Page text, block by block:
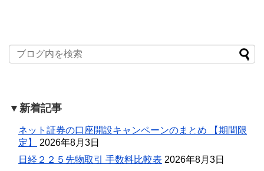
▼新着記事
ネット証券の口座開設キャンペーンのまとめ 【期間限
定】
2026年8月3日
日経２２５先物取引 手数料比較表 2026年8月3日